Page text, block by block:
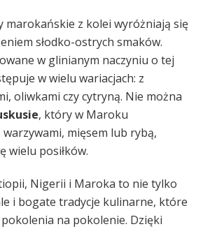
marokańskie z kolei wyróżniają się
słodko-ostrych smaków.
w glinianym naczyniu o tej
w wielu wariacjach: z
oliwkami czy cytryną. Nie można
, który w Maroku
mięsem lub rybą,
wielu posiłków.
Nigerii i Maroka to nie tylko
i bogate tradycje kulinarne, które
na pokolenie. Dzięki